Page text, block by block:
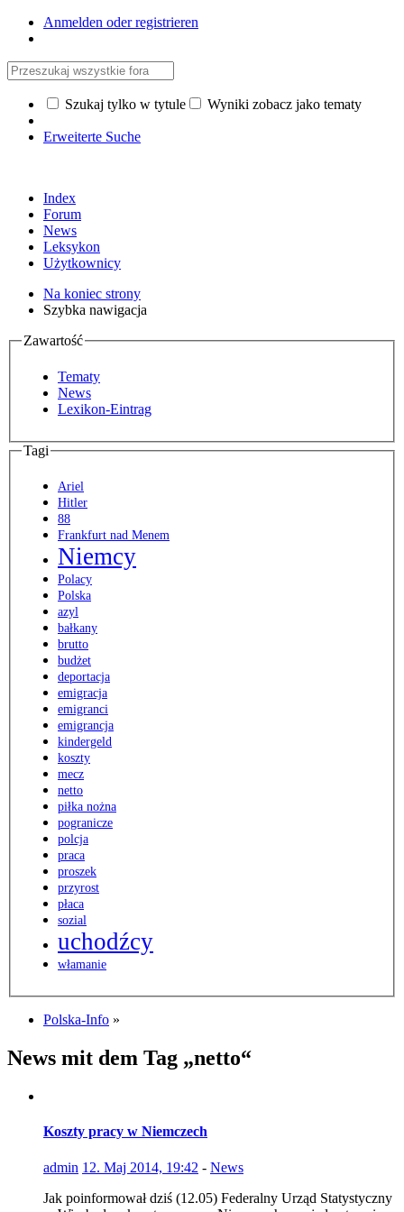
Anmelden oder registrieren
Szukaj tylko w tytule Wyniki zobacz jako tematy
Erweiterte Suche
Index
Forum
News
Leksykon
Użytkownicy
Na koniec strony
Szybka nawigacja
Zawartość
Tematy
News
Lexikon-Eintrag
Tagi
Ariel
Hitler
88
Frankfurt nad Menem
Niemcy
Polacy
Polska
azyl
bałkany
brutto
budżet
deportacja
emigracja
emigranci
emigrancja
kindergeld
koszty
mecz
netto
piłka nożna
pogranicze
polcja
praca
proszek
przyrost
płaca
sozial
uchodźcy
włamanie
Polska-Info »
News mit dem Tag „netto“
Koszty pracy w Niemczech
admin 12. Maj 2014, 19:42 - News
Jak poinformował dziś (12.05) Federalny Urząd Statystyczny